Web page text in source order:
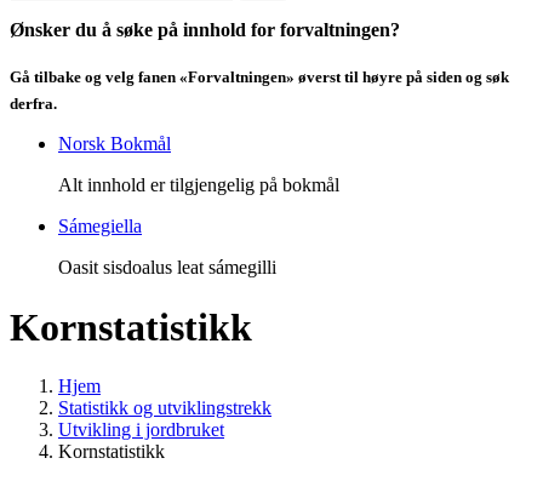
Ønsker du å søke på innhold for forvaltningen?
Gå tilbake og velg fanen «Forvaltningen» øverst til høyre på siden og søk
derfra.
Norsk Bokmål
Alt innhold er tilgjengelig på bokmål
Sámegiella
Oasit sisdoalus leat sámegilli
Kornstatistikk
Hjem
Statistikk og utviklingstrekk
Utvikling i jordbruket
Kornstatistikk